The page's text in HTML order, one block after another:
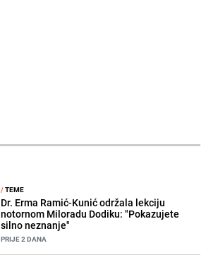
/TEME
Dr. Erma Ramić-Kunić održala lekciju
notornom Miloradu Dodiku: "Pokazujete
silno neznanje"
PRIJE 2 DANA